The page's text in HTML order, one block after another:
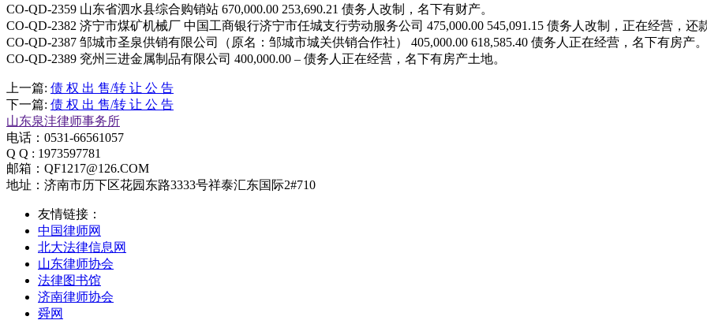
CO-QD-2359 山东省泗水县综合购销站 670,000.00 253,690.21 债务人改制，名下有财产。
CO-QD-2382 济宁市煤矿机械厂 中国工商银行济宁市任城支行劳动服务公司 475,000.00 545,091.15 债务人改制，正在经营，还
CO-QD-2387 邹城市圣泉供销有限公司（原名：邹城市城关供销合作社） 405,000.00 618,585.40 债务人正在经营，名下有房产。
CO-QD-2389 兖州三进金属制品有限公司 400,000.00 – 债务人正在经营，名下有房产土地。
上一篇: 债 权 出 售/转 让 公 告
下一篇: 债 权 出 售/转 让 公 告
山东泉沣律师事务所
电话：0531-66561057
Q Q : 1973597781
邮箱：QF1217@126.COM
地址：济南市历下区花园东路3333号祥泰汇东国际2#710
友情链接：
中国律师网
北大法律信息网
山东律师协会
法律图书馆
济南律师协会
舜网